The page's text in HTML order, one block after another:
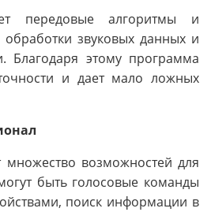
передовые алгоритмы и
звуковых данных и
Благодаря этому программа
и дает мало ложных
множество возможностей для
быть голосовые команды
поиск информации в